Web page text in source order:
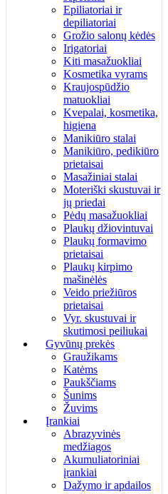
Epiliatoriai ir
depiliatoriai
Grožio salonų kėdės
Irigatoriai
Kiti masažuokliai
Kosmetika vyrams
Kraujospūdžio
matuokliai
Kvepalai, kosmetika,
higiena
Manikiūro stalai
Manikiūro, pedikiūro
prietaisai
Masažiniai stalai
Moteriški skustuvai ir
jų priedai
Pėdų masažuokliai
Plaukų džiovintuvai
Plaukų formavimo
prietaisai
Plaukų kirpimo
mašinėlės
Veido priežiūros
prietaisai
Vyr. skustuvai ir
skutimosi peiliukai
Gyvūnų prekės
Graužikams
Katėms
Paukščiams
Šunims
Žuvims
Įrankiai
Abrazyvinės
medžiagos
Akumuliatoriniai
įrankiai
Dažymo ir apdailos